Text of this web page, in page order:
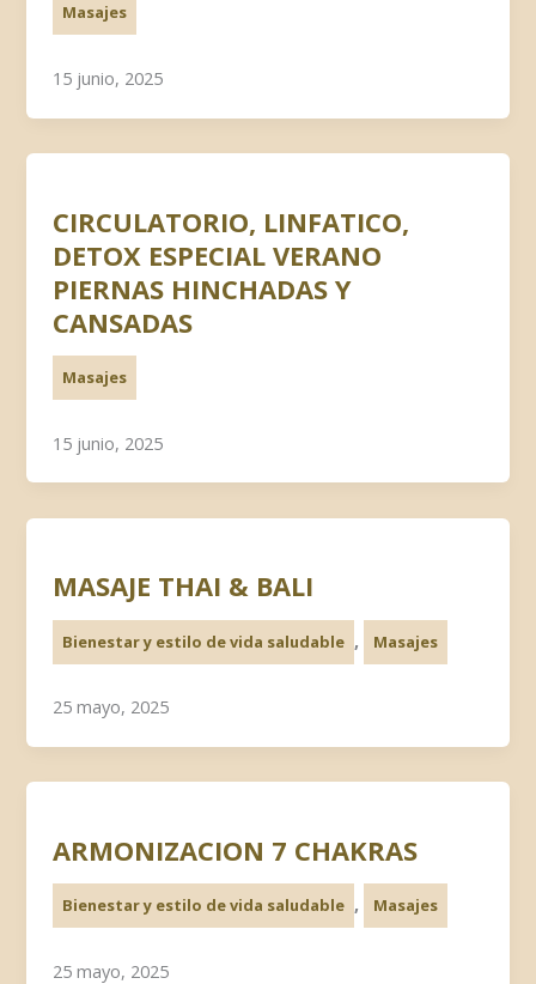
Masajes
15 junio, 2025
CIRCULATORIO, LINFATICO,
DETOX ESPECIAL VERANO
PIERNAS HINCHADAS Y
CANSADAS
Masajes
15 junio, 2025
MASAJE THAI & BALI
Bienestar y estilo de vida saludable , Masajes
25 mayo, 2025
ARMONIZACION 7 CHAKRAS
Bienestar y estilo de vida saludable , Masajes
25 mayo, 2025